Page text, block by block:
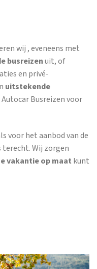
wij , eveneens met
busreizenuit, of
en privé-
uitstekende
Busreizen voor
voor het aanbod van de
Wij zorgen
vakantie op maat kunt